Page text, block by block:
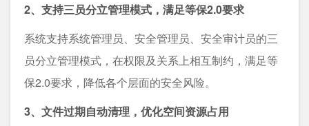
2、支持三员分立管理模式，满足等保2.0要求
系统支持系统管理员、安全管理员、安全审计员的三
员分立管理模式，在权限及关系上相互制约，满足等
保2.0要求，降低各个层面的安全风险。
3、文件过期自动清理，优化空间资源占用